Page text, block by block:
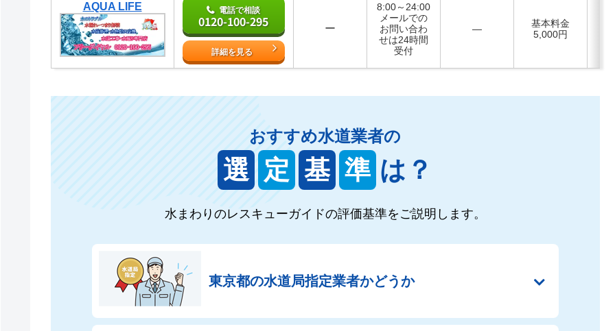
AQUA LIFE 電話で相談
0120-100-295
詳細を見る
ー
8:00～24:00
メールでの
お問い合わ
せは24時間
受付
―
基本料金
5,000円
おすすめ水道業者の
選 定 基 準 は？
水まわりのレスキューガイドの評価基準をご説明します。
東京都の水道局指定業者かどうか